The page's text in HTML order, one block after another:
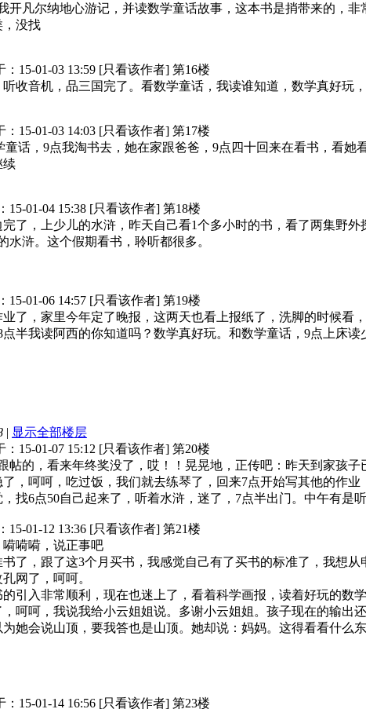
开凡尔纳地心游记，并读数学童话故事，这本书是捎带来的，
，没找
15-01-03 13:59 [只看该作者] 第16楼
收音机，品三国完了。看数学童话，我读谁知道，数学真好玩
15-01-03 14:03 [只看该作者] 第17楼
童话，9点我淘书去，她在家跟爸爸，9点四十回来在看书，看
续
01-04 15:38 [只看该作者] 第18楼
了，上少儿的水浒，昨天自己看1个多小时的书，看了两集野
浒。这个假期看书，聆听都很多。
01-06 14:57 [只看该作者] 第19楼
了，家里今年定了晚报，这两天也看上报纸了，洗脚的时候
半我读阿西的你知道吗？数学真好玩。和数学童话，9点上床
| 显示全部楼层
15-01-07 15:12 [只看该作者] 第20楼
帖的，看来年终奖没了，哎！！晃晃地，正传吧：昨天到家孩
，呵呵，吃过饭，我们就去练琴了，回来7点开始写其他的作
找6点50自己起来了，听着水浒，迷了，7点半出门。中午有是
01-12 13:36 [只看该作者] 第21楼
嗬嗬，说正事吧
了，跟了这3个月买书，我感觉自己有了买书的标准了，我想
网了，呵呵。
引入非常顺利，现在也迷上了，看着科学画报，读着好玩的
呵呵，我说我给小云姐姐说。多谢小云姐姐。孩子现在的输
她会说山顶，要我答也是山顶。她却说：妈妈。这得看看什
15-01-14 16:56 [只看该作者] 第23楼